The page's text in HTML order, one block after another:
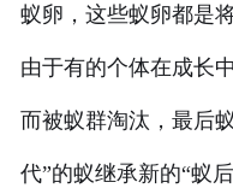
蚁卵，这些蚁卵都是
由于有的个体在成长
而被蚁群淘汰，最后
代”的蚁继承新的“蚁